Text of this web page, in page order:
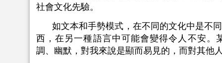
社會文化先驗。
如文本和手勢模式，在不同的文化中是不
西，在另一種語言中可能會變得令人不安。
調、幽默，對我來說是顯而易見的，而對其他